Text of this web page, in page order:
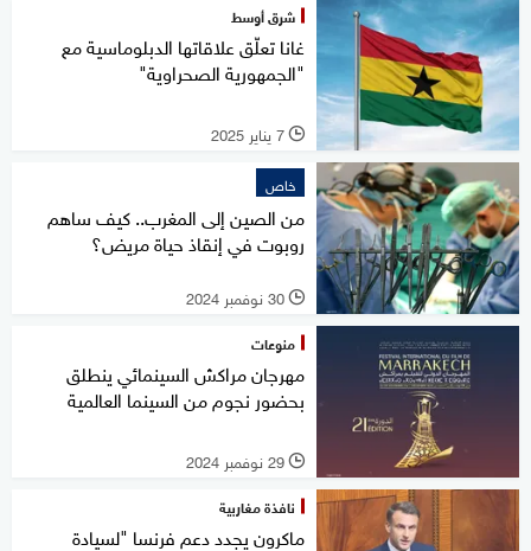
شرق أوسط
غانا تعلّق علاقاتها الدبلوماسية مع
"الجمهورية الصحراوية"
l 7 يناير 2025
خاص
من الصين إلى المغرب.. كيف ساهم
روبوت في إنقاذ حياة مريض؟
l 30 نوفمبر 2024
منوعات
مهرجان مراكش السينمائي ينطلق
بحضور نجوم من السينما العالمية
l 29 نوفمبر 2024
نافذة مغاربية
ماكرون يجدد دعم فرنسا "لسيادة